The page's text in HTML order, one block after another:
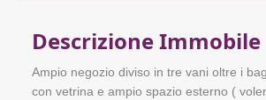
Descrizione Immobile
Ampio negozio diviso in tre vani oltre i
con vetrina e ampio spazio esterno (